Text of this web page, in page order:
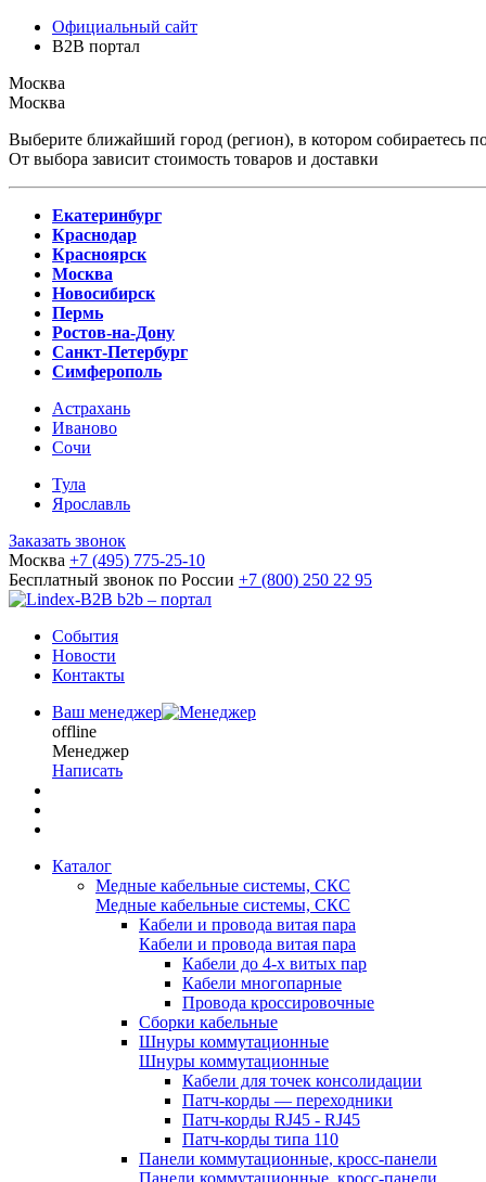
Официальный сайт
B2B портал
Москва
Москва
Выберите ближайший город (регион), в котором собираетесь
От выбора зависит стоимость товаров и доставки
Екатеринбург
Краснодар
Красноярск
Москва
Новосибирск
Пермь
Ростов-на-Дону
Санкт-Петербург
Симферополь
Астрахань
Иваново
Сочи
Тула
Ярославль
Заказать звонок
Москва +7 (495) 775-25-10
Бесплатный звонок по России +7 (800) 250 22 95
b2b – портал
События
Новости
Контакты
Ваш менеджер
offline
Менеджер
Написать
Каталог
Медные кабельные системы, СКС
Медные кабельные системы, СКС
Кабели и провода витая пара
Кабели и провода витая пара
Кабели до 4-х витых пар
Кабели многопарные
Провода кроссировочные
Сборки кабельные
Шнуры коммутационные
Шнуры коммутационные
Кабели для точек консолидации
Патч-корды — переходники
Патч-корды RJ45 - RJ45
Патч-корды типа 110
Панели коммутационные, кросс-панели
Панели коммутационные, кросс-панели